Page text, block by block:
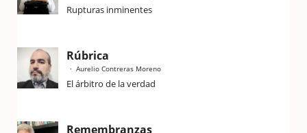
Rupturas inminentes
Rúbrica
Aurelio Contreras Moreno
El árbitro de la verdad
Remembranzas